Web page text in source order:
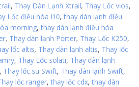
, Thay Dàn Lạnh Xtrail, Thay Lốc vios,
Lốc điều hòa i10, thay dàn lạnh điều
morning, thay dàn lạnh điều hòa
, Thay dàn lạnh Porter, Thay Lốc K250,
lốc altis, Thay dàn lạnh altis, Thay lốc
, Thay Lốc solati, Thay dàn lạnh
, Thay lốc su Swift, Thay dàn lạnh Swift,
lốc ranger, thay lốc cdx, thay dàn